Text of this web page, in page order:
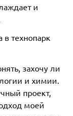
и
технопарк
захочу ли
и химии.
проект,
моей